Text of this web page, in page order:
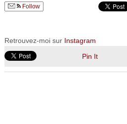
Follow
Retrouvez-moi sur Instagram
Pin It